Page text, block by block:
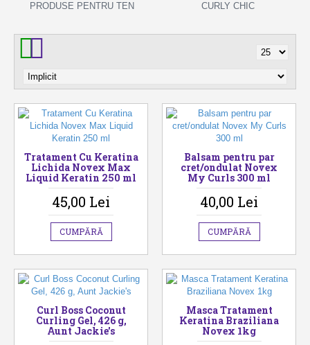
PRODUSE PENTRU TEN CURLY CHIC
Tratament Cu Keratina
Lichida Novex Max
Liquid Keratin 250 ml
45,00 Lei
CUMPĂRĂ
Balsam pentru par
cret/ondulat Novex
My Curls 300 ml
40,00 Lei
CUMPĂRĂ
Curl Boss Coconut
Curling Gel, 426 g,
Aunt Jackie's
Masca Tratament
Keratina Braziliana
Novex 1kg